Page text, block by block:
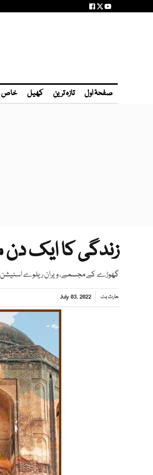
صفحۂ اول تازہ ترین کھیل خاص
زندگی کا ایک دن
گھوڑے کے مجسمے، ویران ریلوے
حارث بٹ July 03, 2022